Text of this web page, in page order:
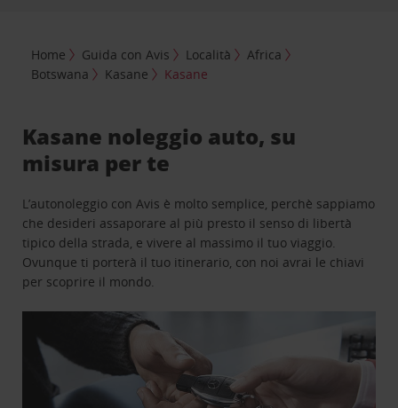
Home Guida con Avis Località
Africa
Botswana
Kasane Kasane
Kasane noleggio auto, su
misura per te
L’autonoleggio con Avis è molto semplice, perchè sappiamo
che desideri assaporare al più presto il senso di libertà
tipico della strada, e vivere al massimo il tuo viaggio.
Ovunque ti porterà il tuo itinerario, con noi avrai le chiavi
per scoprire il mondo.